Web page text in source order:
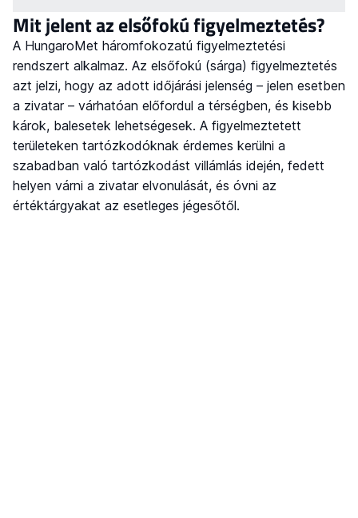
Mit jelent az elsőfokú figyelmeztetés?
A HungaroMet háromfokozatú figyelmeztetési
rendszert alkalmaz. Az elsőfokú (sárga) figyelmeztetés
azt jelzi, hogy az adott időjárási jelenség – jelen esetben
a zivatar – várhatóan előfordul a térségben, és kisebb
károk, balesetek lehetségesek. A figyelmeztetett
területeken tartózkodóknak érdemes kerülni a
szabadban való tartózkodást villámlás idején, fedett
helyen várni a zivatar elvonulását, és óvni az
értéktárgyakat az esetleges jégesőtől.